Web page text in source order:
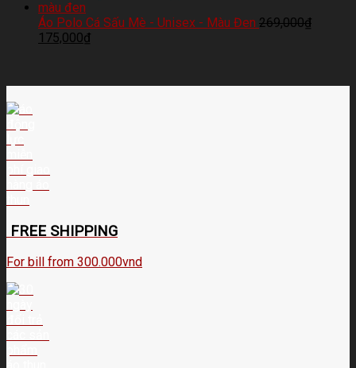
Áo Polo Cá Sấu Mè - Unisex - Màu Đen 269,000₫
175,000₫
FREE SHIPPING
For bill from 300.000vnd